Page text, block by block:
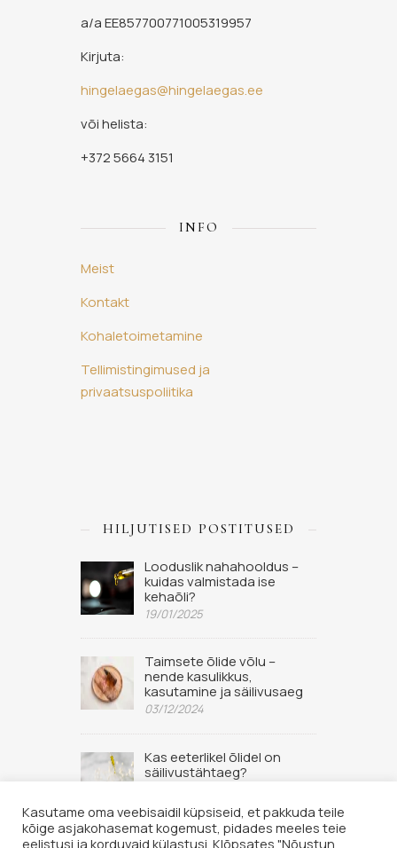
a/a EE857700771005319957
Kirjuta:
hingelaegas@hingelaegas.ee
või helista:
+372 5664 3151
INFO
Meist
Kontakt
Kohaletoimetamine
Tellimistingimused ja
privaatsuspoliitika
HILJUTISED POSTITUSED
Looduslik nahahooldus –
kuidas valmistada ise
kehaõli?
19/01/2025
Taimsete õlide võlu –
nende kasulikkus,
kasutamine ja säilivusaeg
03/12/2024
Kas eeterlikel õlidel on
säilivustähtaeg?
Kasutame oma veebisaidil küpsiseid, et pakkuda teile
kõige asjakohasemat kogemust, pidades meeles teie
eelistusi ja korduvaid külastusi. Klõpsates "Nõustun